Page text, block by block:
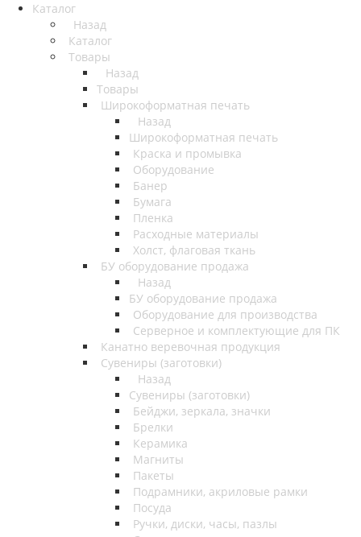
Каталог
Назад
Каталог
Товары
Назад
Товары
Широкоформатная печать
Назад
Широкоформатная печать
Краска и промывка
Оборудование
Банер
Бумага
Пленка
Расходные материалы
Холст, флаговая ткань
БУ оборудование продажа
Назад
БУ оборудование продажа
Оборудование для производства
Серверное и комплектующие для ПК
Канатно веревочная продукция
Сувениры (заготовки)
Назад
Сувениры (заготовки)
Бейджи, зеркала, значки
Брелки
Керамика
Магниты
Пакеты
Подрамники, акриловые рамки
Посуда
Ручки, диски, часы, пазлы